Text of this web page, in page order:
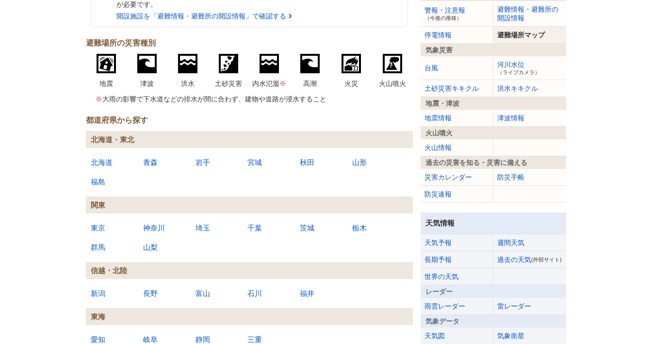
が必要です。
開設施設を「避難情報・避難所の開設情報」で確認する
避難場所の災害種別
地震 津波 洪水 土砂災害 内水氾濫※ 高潮 火災
火山噴火
※大雨の影響で下水道などの排水が間に合わず、建物や道路が浸水すること
都道府県から探す
北海道・東北
北海道 青森 岩手 宮城 秋田 山形
福島
関東
東京 神奈川 埼玉 千葉 茨城 栃木
群馬 山梨
信越・北陸
新潟 長野 富山 石川 福井
東海
愛知 岐阜 静岡 三重
警報・注意報
（今後の推移）
避難情報・避難所の
開設情報
停電情報
避難場所マップ
気象災害
台風 河川水位
（ライブカメラ）
土砂災害キキクル
洪水キキクル
地震・津波
地震情報
津波情報
火山噴火
火山情報
過去の災害を知る・災害に備える
災害カレンダー
防災手帳
防災速報
天気情報
天気予報 週間天気
長期予報 過去の天気(外部サイト)
世界の天気
レーダー
雨雲レーダー
雷レーダー
気象データ
天気図
気象衛星